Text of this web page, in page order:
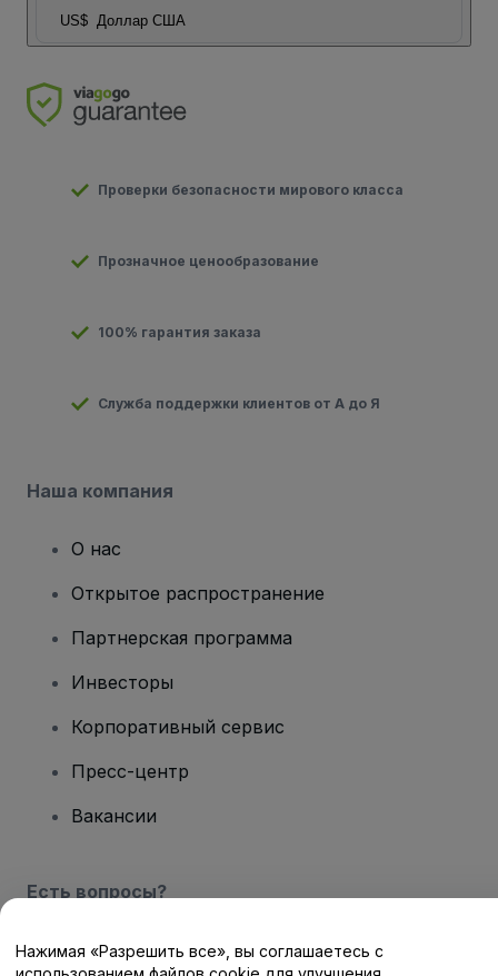
US$ Доллар США
Проверки безопасности мирового класса
Прозначное ценообразование
100% гарантия заказа
Служба поддержки клиентов от А до Я
Наша компания
О нас
Открытое распространение
Партнерская программа
Инвесторы
Корпоративный сервис
Пресс-центр
Вакансии
Есть вопросы?
Центр помощи / Свяжитесь с нами
Нажимая «Разрешить все», вы соглашаетесь с